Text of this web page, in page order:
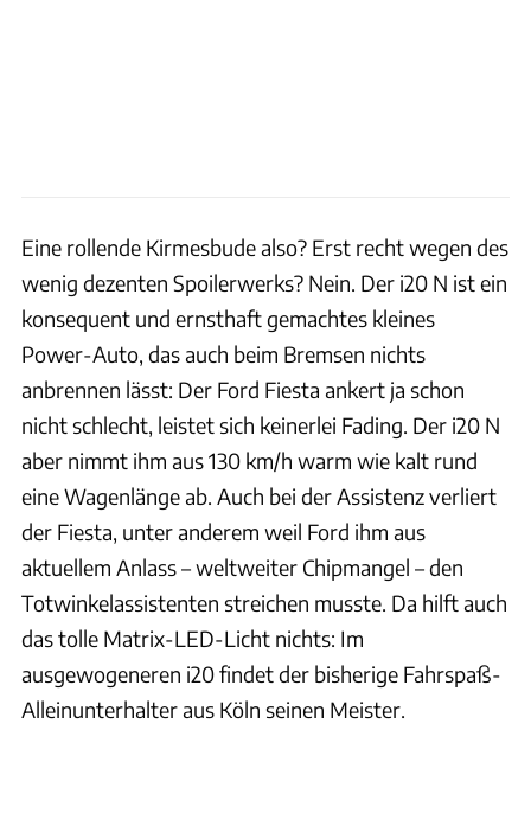
Eine rollende Kirmesbude also? Erst recht wegen des
wenig dezenten Spoilerwerks? Nein. Der i20 N ist ein
konsequent und ernsthaft gemachtes kleines
Power-Auto, das auch beim Bremsen nichts
anbrennen lässt: Der Ford Fiesta ankert ja schon
nicht schlecht, leistet sich keinerlei Fading. Der i20 N
aber nimmt ihm aus 130 km/h warm wie kalt rund
eine Wagenlänge ab. Auch bei der Assistenz verliert
der Fiesta, unter anderem weil Ford ihm aus
aktuellem Anlass – weltweiter Chipmangel – den
Totwinkelassistenten streichen musste. Da hilft auch
das tolle Matrix-LED-Licht nichts: Im
ausgewogeneren i20 findet der bisherige Fahrspaß-
Alleinunterhalter aus Köln seinen Meister.